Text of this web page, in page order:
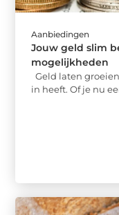
Aanbiedingen
Jouw geld slim
mogelijkheden
Geld laten
in heeft. Of je nu